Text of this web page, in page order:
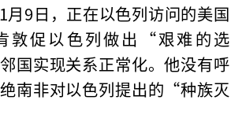
月9日，正在以色列访问的美国
敦促以色列做出“艰难的选
国实现关系正常化。他没有呼
南非对以色列提出的“种族灭